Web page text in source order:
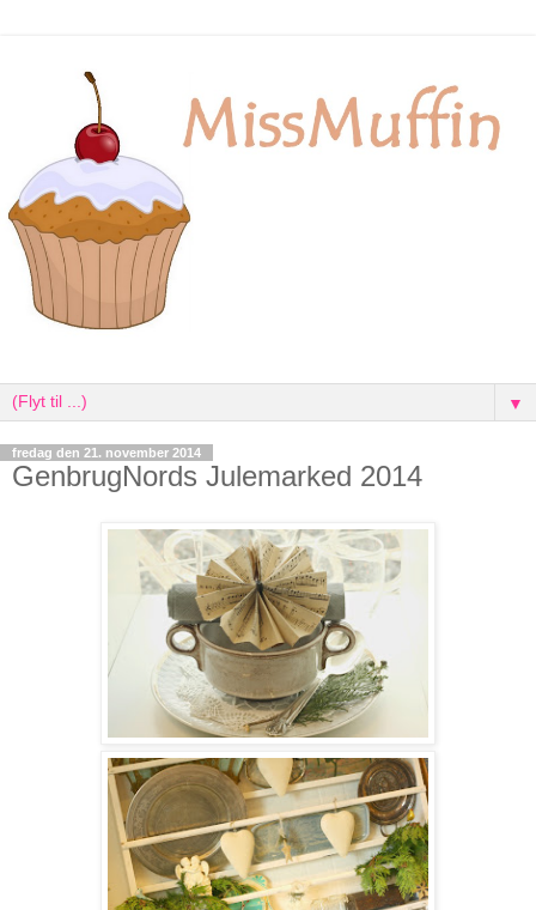
▼
fredag den 21. november 2014
GenbrugNords Julemarked 2014